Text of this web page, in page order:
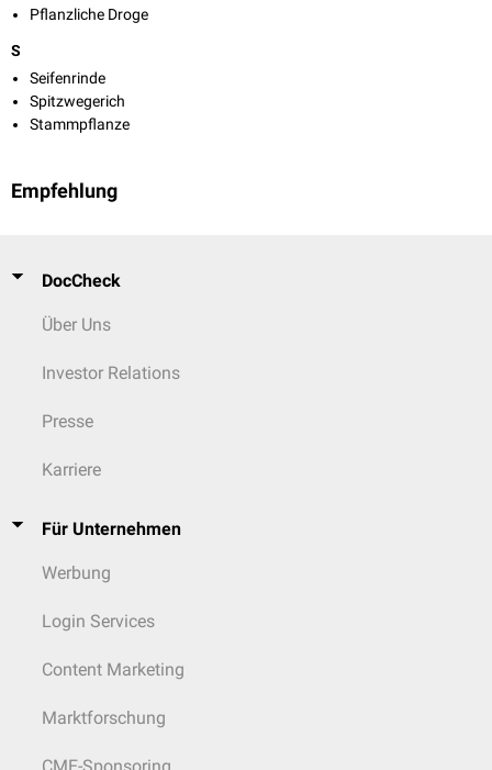
Pflanzliche Droge
S
Seifenrinde
Spitzwegerich
Stammpflanze
Empfehlung
DocCheck
Über Uns
Investor Relations
Presse
Karriere
Für Unternehmen
Werbung
Login Services
Content Marketing
Marktforschung